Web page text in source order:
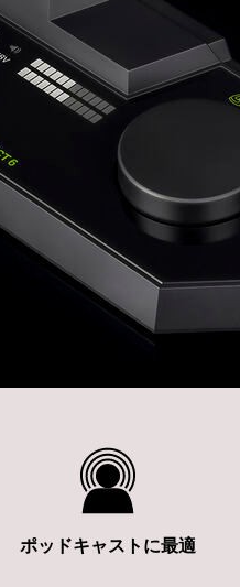
ポッドキャストに最適